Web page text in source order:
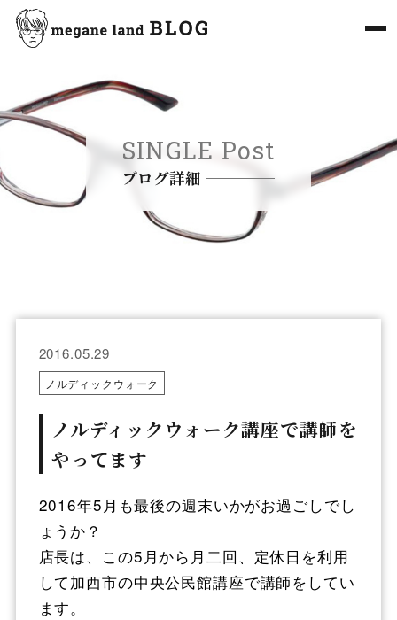
SINGLE Post
ブログ詳細
2016.05.29
ノルディックウォーク
ノルディックウォーク講座で講師を
やってます
2016年5月も最後の週末いかがお過ごしでし
ょうか？
店長は、この5月から月二回、定休日を利用
して加西市の中央公民館講座で講師をしてい
ます。